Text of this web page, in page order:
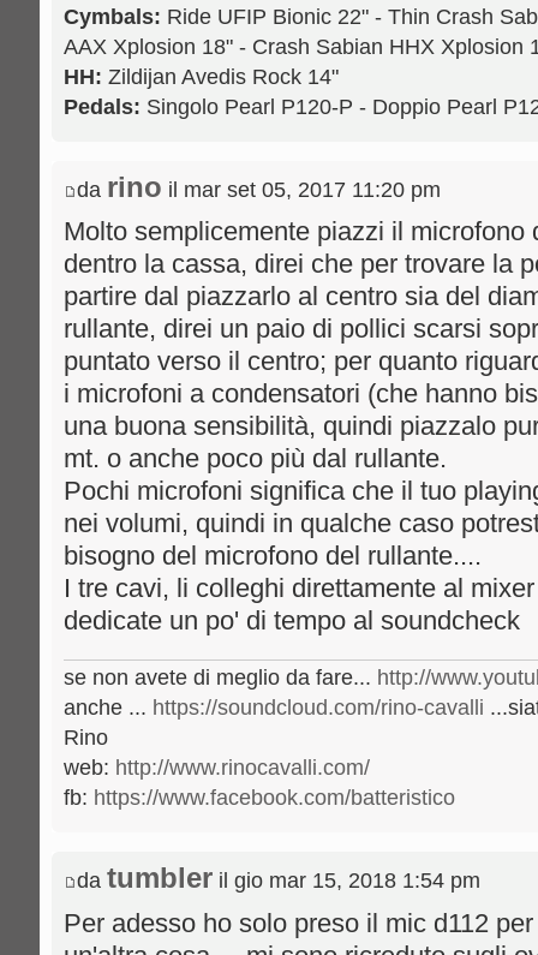
Cymbals: Ride UFIP Bionic 22" - Thin Crash
AAX Xplosion 18" - Crash Sabian HHX Xplosion
HH: Zildijan Avedis Rock 14"
Pedals: Singolo Pearl P120-P - Doppio Pearl
da rino il mar set 05, 2017 11:20 pm
Molto semplicemente piazzi il microfono
dentro la cassa, direi che per trovare la
partire dal piazzarlo al centro sia del
rullante, direi un paio di pollici scarsi
puntato verso il centro; per quanto
i microfoni a condensatori (che hanno
una buona sensibilità, quindi piazzalo
mt. o anche poco più dal rullante.
Pochi microfoni significa che il tuo
nei volumi, quindi in qualche caso
bisogno del microfono del rullante....
I tre cavi, li colleghi direttamente al
dedicate un po' di tempo al soundcheck
se non avete di meglio da fare... http://
anche ... https://soundcloud.com/rino-cavalli
Rino
web: http://www.rinocavalli.com/
fb: https://www.facebook.com/batteristico
da tumbler il gio mar 15, 2018 1:54 pm
Per adesso ho solo preso il mic d112